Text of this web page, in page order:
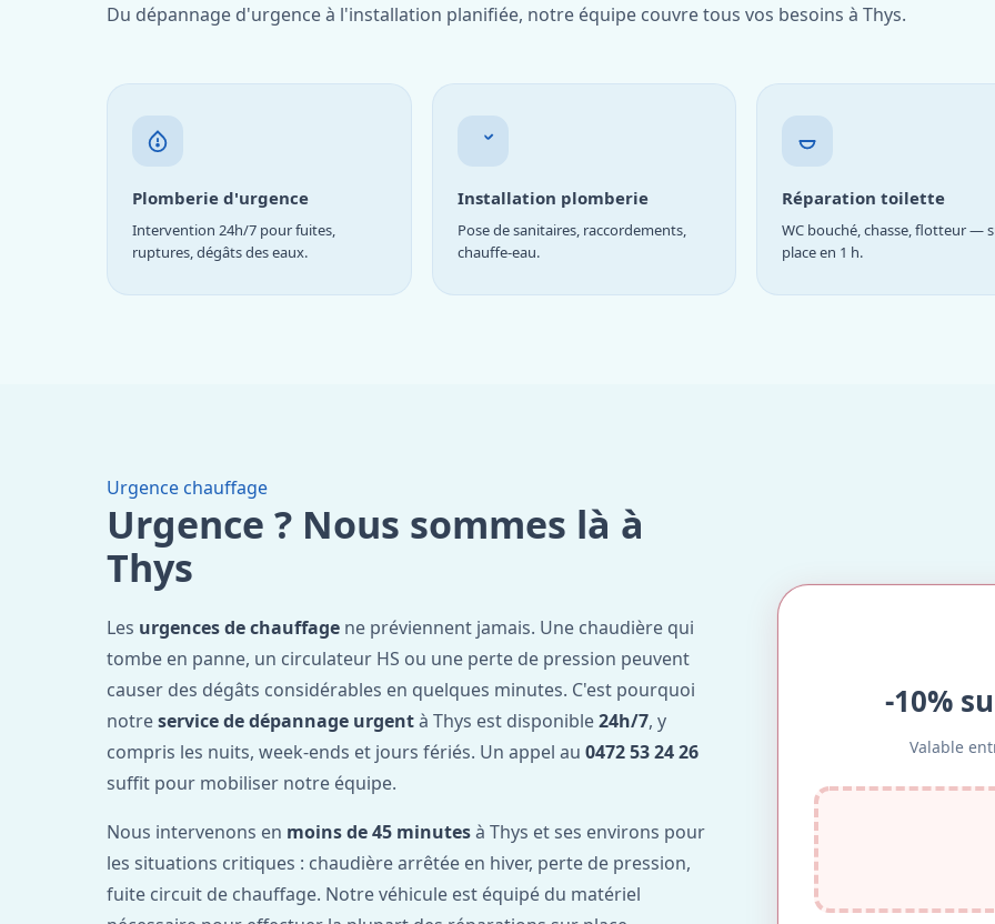
Du dépannage d'urgence à l'installation planifiée, notre équipe couvre tous vos besoins à Thys.
Plomberie d'urgence
Intervention 24h/7 pour fuites,
ruptures, dégâts des eaux.
Installation plomberie
Pose de sanitaires, raccordements,
chauffe-eau.
Réparation toilette
WC bouché, chasse, flotteur —
place en 1 h.
Urgence chauffage
Urgence ? Nous sommes là à
Thys
Les urgences de chauffage ne préviennent jamais. Une chaudière qui
tombe en panne, un circulateur HS ou une perte de pression peuvent
causer des dégâts considérables en quelques minutes. C'est pourquoi
notreservice de dépannage urgentà Thys est disponible24h/7, y
compris les nuits, week-ends et jours fériés. Un appel au 0472 53 24 26
suffit pour mobiliser notre équipe.
Nous intervenons en moins de 45 minutesà Thys et ses environs pour
les situations critiques : chaudière arrêtée en hiver, perte de pression,
fuite circuit de chauffage. Notre véhicule est équipé du matériel
-10%
Valable